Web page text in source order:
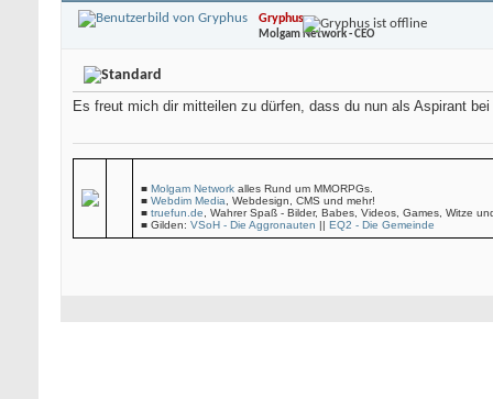
Gryphus
Molgam Network - CEO
Es freut mich dir mitteilen zu dürfen, dass du nun als Aspirant
■ Molgam Networkalles Rund um MMORPGs.
■ Webdim Media, Webdesign, CMS und mehr!
■ truefun.de, Wahrer Spaß - Bilder, Babes, Videos, Games, Witze
■ Gilden: VSoH - Die Aggronauten EQ2 - Die Gemeinde